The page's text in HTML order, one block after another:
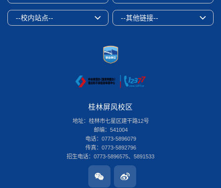
--校内站点-- --其他链接--
桂林屏风校区
地址：桂林市七星区建干路12号
邮编：541004
电话：0773-5896079
传真：0773-5892796
招生电话：0773-5896575、5891533
桂林雁山校区
地址：桂林市雁山区雁山街319号